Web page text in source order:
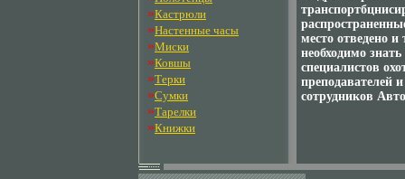
»Кастрюли
»Настенные часы
»Миски
»Ковшы
»Терки
»Сумки
»Тарелки
»Книжки
место отведено и
необходимо
специалистов
преподавателей
сотрудников